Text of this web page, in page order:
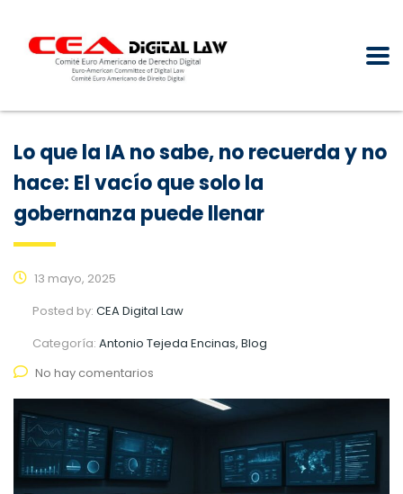
Lo que la IA no sabe, no recuerda y no
hace: El vacío que solo la
gobernanza puede llenar
13 mayo, 2025
Posted by: CEA Digital Law
Categoría: Antonio Tejeda Encinas, Blog
No hay comentarios